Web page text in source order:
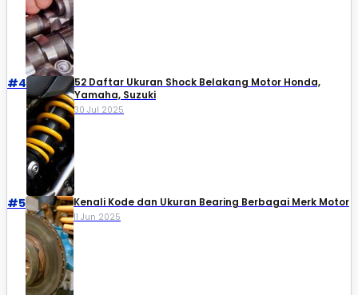
#4
52 Daftar Ukuran Shock Belakang Motor Honda,
Yamaha, Suzuki​
30 Jul 2025
#5 Kenali Kode dan Ukuran Bearing Berbagai Merk Motor
11 Jun 2025